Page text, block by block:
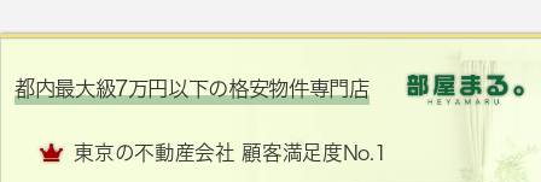
都内最大級7万円以下の格安物件専門店
東京の不動産会社 顧客満足度No.1